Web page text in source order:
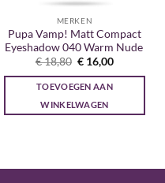
MERKEN
Pupa Vamp! Matt Compact
Eyeshadow 040 Warm Nude
€18,80 Oorspronkelijke
prijs
was:
€ 18,80.
€ 16,00Huidige
is:
TOEVOEGEN AAN
WINKELWAGEN